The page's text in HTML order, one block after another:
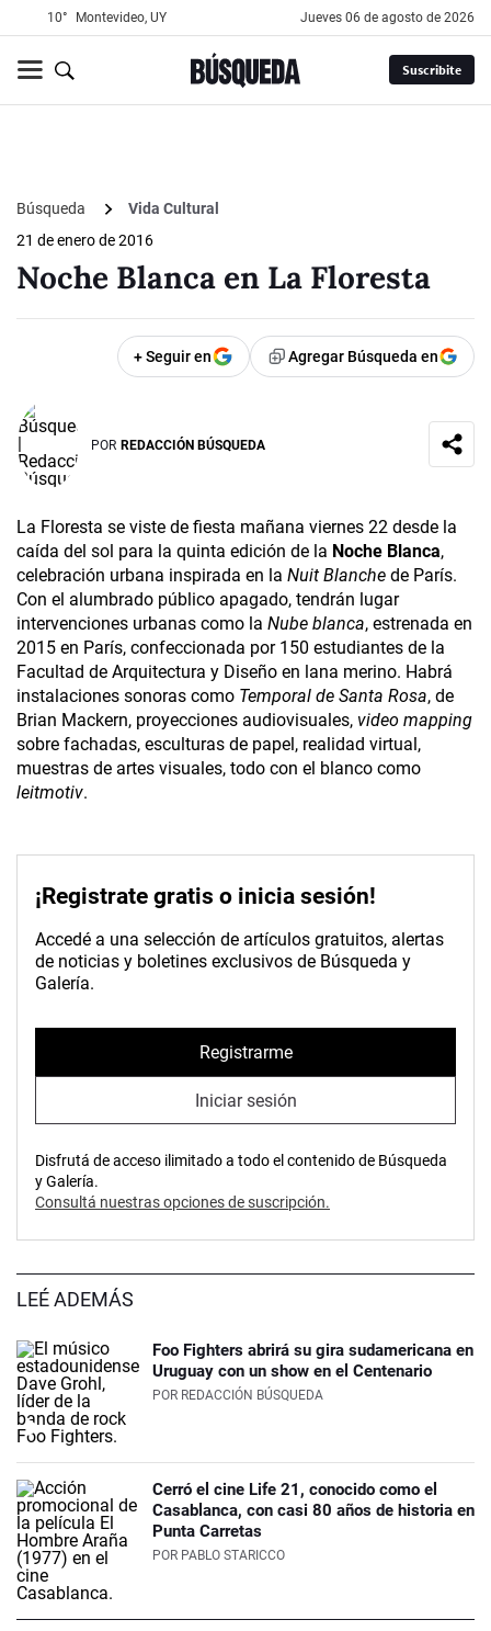
10° Montevideo, UY jueves 06 de agosto de 2026
Suscribite
Búsqueda
Vida Cultural
21 de enero de 2016
Noche Blanca en La Floresta
+ Seguir en Agregar Búsqueda en
POR REDACCIÓN BÚSQUEDA
La Floresta se viste de fiesta mañana viernes 22 desde la
caída del sol para la quinta edición de la Noche Blanca,
celebración urbana inspirada en la Nuit Blanche de París.
Con el alumbrado público apagado, tendrán lugar
intervenciones urbanas como la Nube blanca, estrenada en
2015 en París, confeccionada por 150 estudiantes de la
Facultad de Arquitectura y Diseño en lana merino. Habrá
instalaciones sonoras como Temporal de Santa Rosa, de
Brian Mackern, proyecciones audiovisuales, video mapping
sobre fachadas, esculturas de papel, realidad virtual,
muestras de artes visuales, todo con el blanco como
leitmotiv.
¡Registrate gratis o inicia sesión!
Accedé a una selección de artículos gratuitos, alertas
de noticias y boletines exclusivos de Búsqueda y
Galería.
Registrarme
Iniciar sesión
Disfrutá de acceso ilimitado a todo el contenido de Búsqueda
y Galería.
Consultá nuestras opciones de suscripción.
LEÉ ADEMÁS
Foo Fighters abrirá su gira sudamericana en
Uruguay con un show en el Centenario
POR REDACCIÓN BÚSQUEDA
Cerró el cine Life 21, conocido como el
Casablanca, con casi 80 años de historia en
Punta Carretas
POR PABLO STARICCO